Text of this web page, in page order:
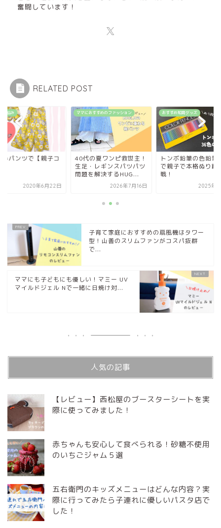
奮闘しています！
RELATED POST
・悩み
いパンツで【親子コ
2020年6月22日
ママにおすすめのファッション
40代の夏ワンピ救世主！
生足・レギンスパツパツ
問題を解決するHUG...
2026年7月16日
おすすめ知育グッズ
トンボ鉛筆の色鉛筆
で親子で本格ぬり絵
戦！
2025年8
子育て家庭におすすめの扇風機はタワー
型！山善のスリムファンがコスパ抜群
で...
ママにも子どもにも優しい！マミー UV
マイルドジェル Nで一緒に日焼け対...
人気の記事
【レビュー】西松屋のブースターシートを実
際に使ってみました！
赤ちゃんも安心して食べられる！砂糖不使用
のいちごジャム５選
五右衛門のキッズメニューはどんな内容？実
際に行ってみたら子連れに優しいパスタ店で
した！